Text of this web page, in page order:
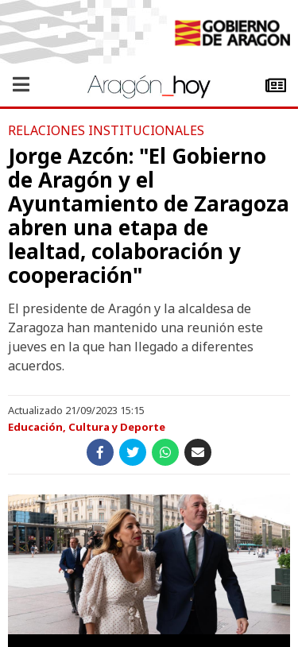
RELACIONES INSTITUCIONALES
Jorge Azcón: "El Gobierno
de Aragón y el
Ayuntamiento de Zaragoza
abren una etapa de
lealtad, colaboración y
cooperación"
El presidente de Aragón y la alcaldesa de
Zaragoza han mantenido una reunión este
jueves en la que han llegado a diferentes
acuerdos.
Actualizado 21/09/2023 15:15
Educación, Cultura y Deporte